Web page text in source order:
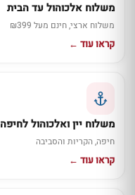
משלוח אלכוהול עד הבית
משלוח ארצי, חינם מעל ₪399
קראו עוד ←
משלוח יין ואלכוהול לחיפה
חיפה, הקריות והסביבה
קראו עוד ←